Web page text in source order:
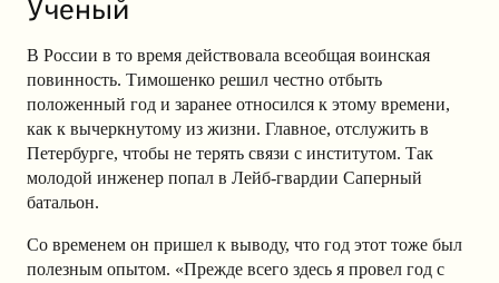
Ученый
В России в то время действовала всеобщая воинская
повинность. Тимошенко решил честно отбыть
положенный год и заранее относился к этому времени,
как к вычеркнутому из жизни. Главное, отслужить в
Петербурге, чтобы не терять связи с институтом. Так
молодой инженер попал в Лейб-гвардии Саперный
батальон.
Со временем он пришел к выводу, что год этот тоже был
полезным опытом. «Прежде всего здесь я провел год с